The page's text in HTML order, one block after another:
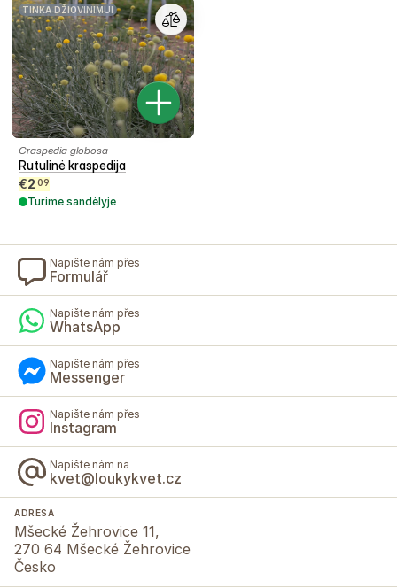
TINKA DŽIOVINIMUI
Craspedia globosa
Rutulinė kraspedija
€2 09
Turime sandėlyje
Napište nám přes
Formulář
Napište nám přes
WhatsApp
Napište nám přes
Messenger
Napište nám přes
Instagram
Napište nám na
kvet@loukykvet.cz
ADRESA
Mšecké Žehrovice 11,
270 64 Mšecké Žehrovice
Česko